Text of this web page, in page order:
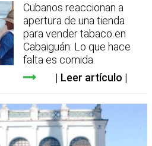
Cubanos reaccionan a
apertura de una tienda
para vender tabaco en
Cabaiguán: Lo que hace
falta es comida
Leer artículo